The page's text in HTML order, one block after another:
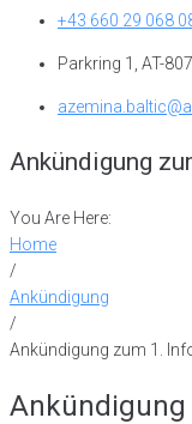
+43 660 29 068
Parkring 1, AT-
Ankündigung
You Are Here:
Home
/
Ankündigung
/
Ankündigung zum 1.
Ankündigung